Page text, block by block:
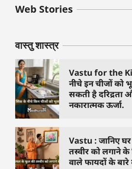
Web Stories
बुधवार के उपाय :
जिनसे हो गणेश जी
वास्तु शास्त्र
Vastu for the
नीचे इन चीजों को
सकती है
नकारात्मक ऊर्जा.
Vastu : जानिए
तस्वीर को लगाने
वाले फायदों के बारे